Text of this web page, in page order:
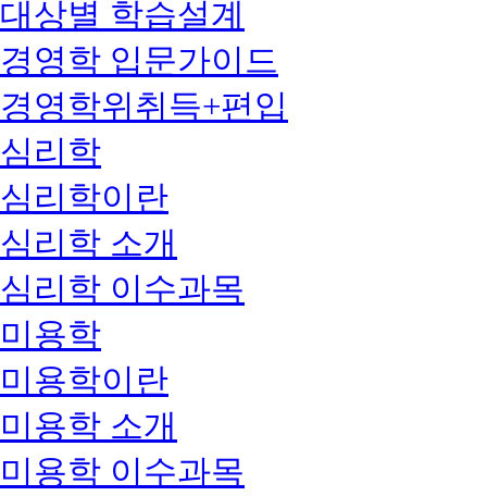
대상별 학습설계
경영학 입문가이드
경영학위취득+편입
심리학
심리학이란
심리학 소개
심리학 이수과목
미용학
미용학이란
미용학 소개
미용학 이수과목